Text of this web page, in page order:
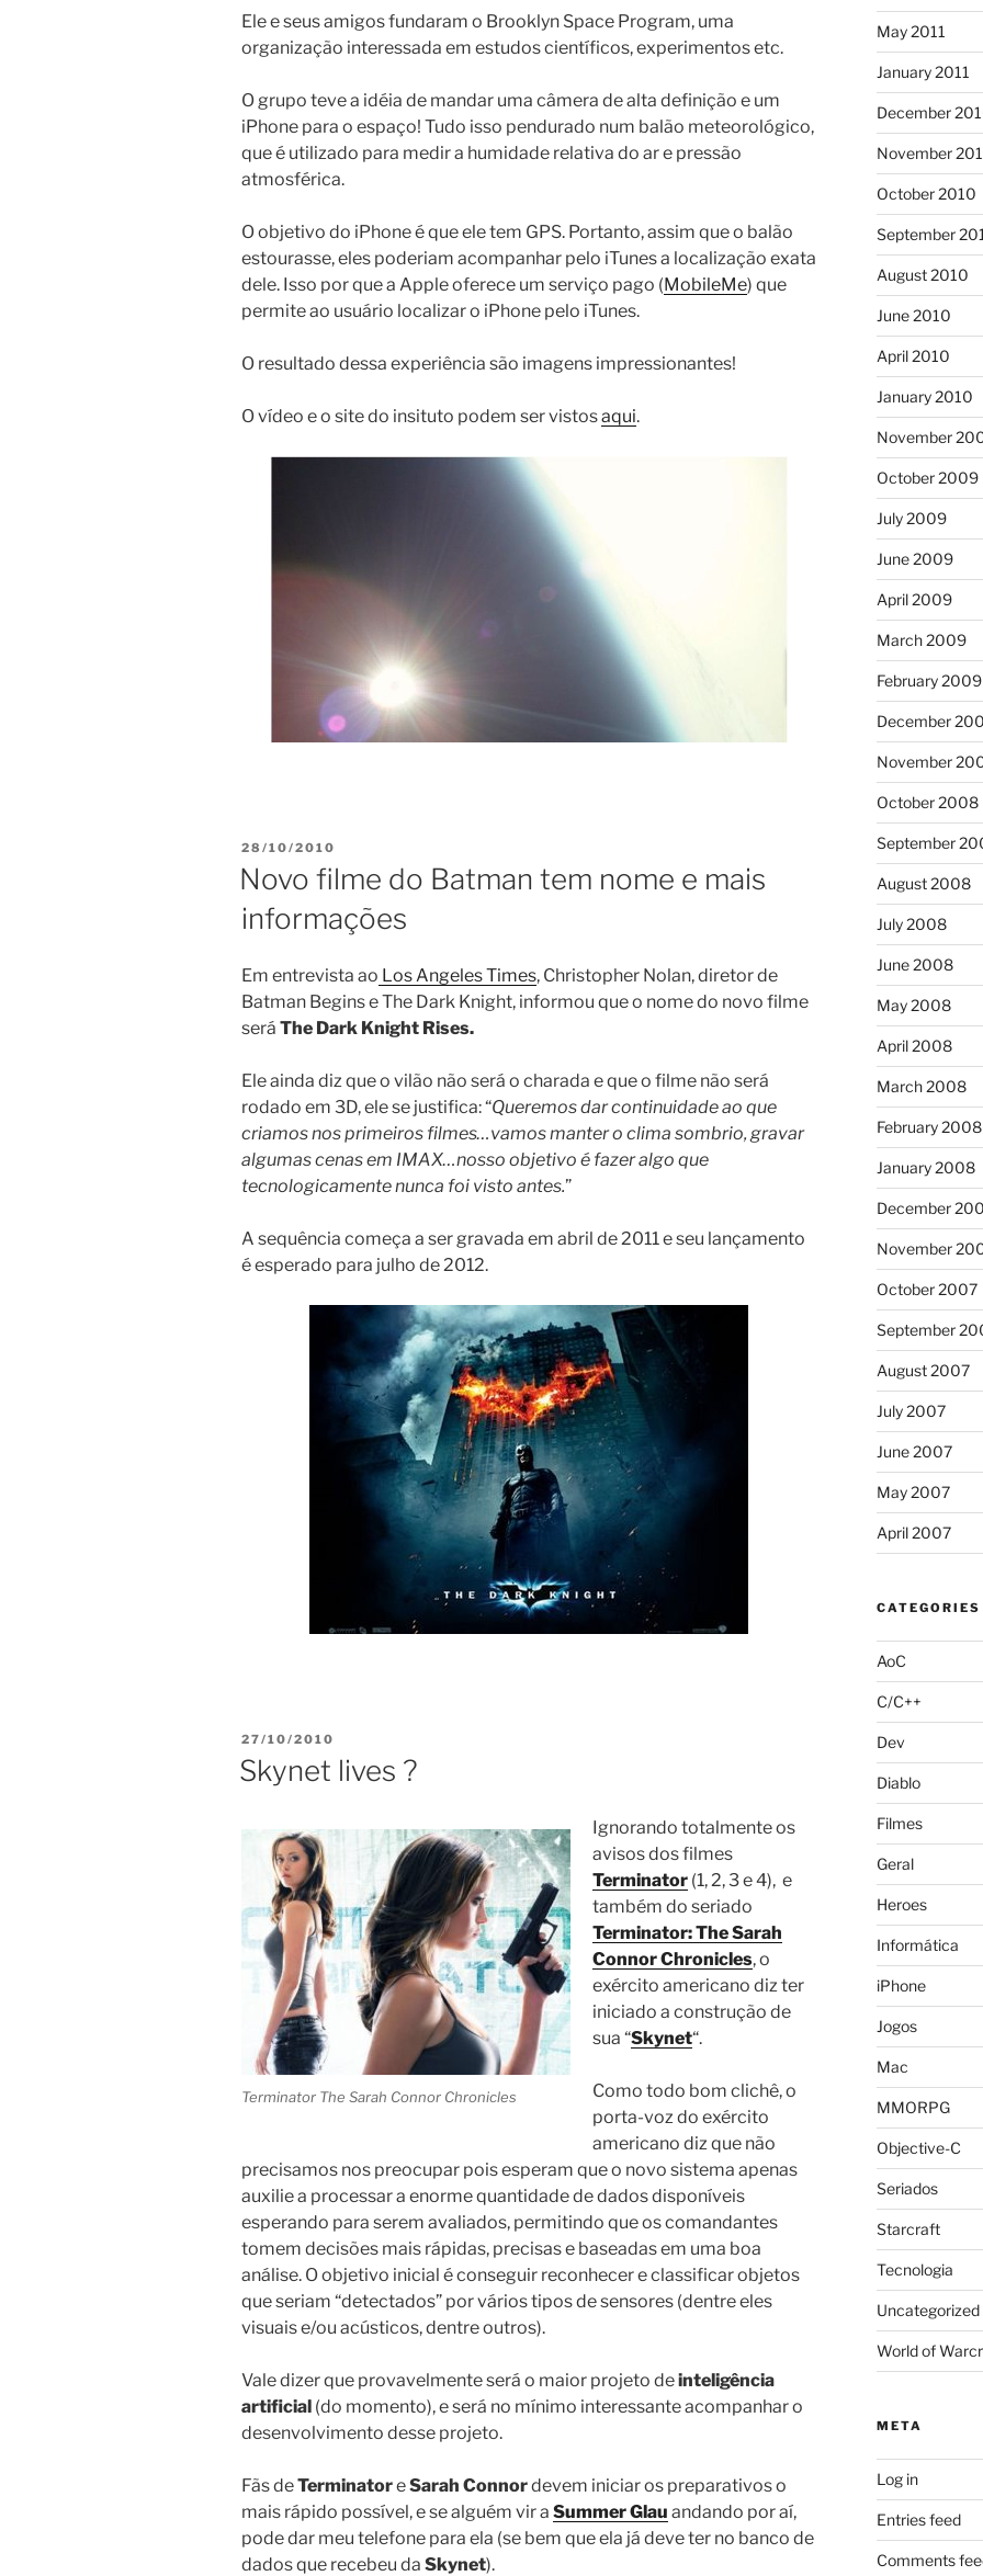
Ele e seus amigos fundaram o Brooklyn Space Program, uma
organização interessada em estudos científicos, experimentos etc.
O grupo teve a idéia de mandar uma câmera de alta definição e um
iPhone para o espaço! Tudo isso pendurado num balão meteorológico,
que é utilizado para medir a humidade relativa do ar e pressão
atmosférica.
O objetivo do iPhone é que ele tem GPS. Portanto, assim que o balão
estourasse, eles poderiam acompanhar pelo iTunes a localização exata
dele. Isso por que a Apple oferece um serviço pago (MobileMe) que
permite ao usuário localizar o iPhone pelo iTunes.
O resultado dessa experiência são imagens impressionantes!
O vídeo e o site do insituto podem ser vistosaqui.
POSTED
ON
28/10/2010
Novo filme do Batman tem nome e mais
informações
Em entrevista ao Los Angeles Times, Christopher Nolan, diretor de
Batman Begins e The Dark Knight, informou que o nome do novo filme
será The Dark Knight Rises.
Ele ainda diz que o vilão não será o charada e que o filme não será
rodado em 3D, ele se justifica: “Queremos dar continuidade ao que
criamos nos primeiros filmes…vamos manter o clima sombrio, gravar
algumas cenas em IMAX…nosso objetivo é fazer algo que
tecnologicamente nunca foi visto antes.”
A sequência começa a ser gravada em abril de 2011 e seu lançamento
é esperado para julho de 2012.
POSTED
ON
27/10/2010
Skynet lives ?
Terminator The Sarah Connor Chronicles
Ignorando totalmente os
avisos dos filmes
Terminator(1, 2, 3 e 4), e
também do seriado
Terminator: The Sarah
Connor Chronicles, o
exército americano diz ter
iniciado a construção de
sua “Skynet“.
Como todo bom clichê, o
porta-voz do exército
americano diz que não
precisamos nos preocupar pois esperam que o novo sistema apenas
auxilie a processar a enorme quantidade de dados disponíveis
esperando para serem avaliados, permitindo que os comandantes
tomem decisões mais rápidas, precisas e baseadas em uma boa
análise. O objetivo inicial é conseguir reconhecer e classificar objetos
que seriam “detectados” por vários tipos de sensores (dentre eles
visuais e/ou acústicos, dentre outros).
Vale dizer que provavelmente será o maior projeto deinteligência
artificial (do momento), e será no mínimo interessante acompanhar o
desenvolvimento desse projeto.
Fãs deTerminatoreSarah Connordevem iniciar os preparativos o
mais rápido possível, e se alguém vir a Summer Glau andando por aí,
pode dar meu telefone para ela (se bem que ela já deve ter no banco de
dados que recebeu da Skynet).
May 2011
January 2011
December
November
October 2010
September
August 2010
June 2010
April 2010
January 2010
November
October 2009
July 2009
June 2009
April 2009
March 2009
February 2009
December
November
October 2008
September
August 2008
July 2008
June 2008
May 2008
April 2008
March 2008
February 2008
January 2008
December
November
October 2007
September
August 2007
July 2007
June 2007
May 2007
April 2007
CATEGORIES
AoC
C/C++
Dev
Diablo
Filmes
Geral
Heroes
Informática
iPhone
Jogos
Mac
MMORPG
Objective-C
Seriados
Starcraft
Tecnologia
Uncategorized
World of
META
Log in
Entries feed
Comments